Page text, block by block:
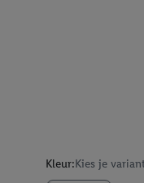
Kleur:Kies je variant